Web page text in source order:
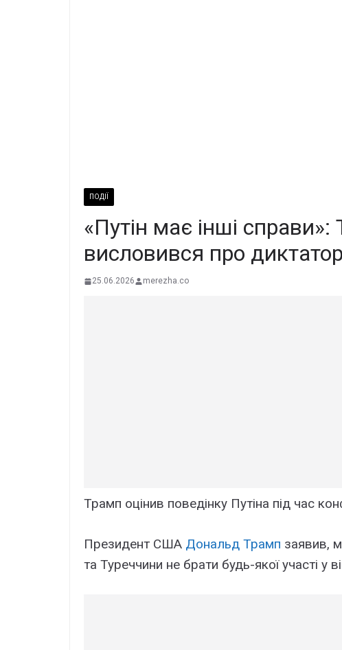
ПОДІЇ
«Путін має інші
висловився про
25.06.2026 merezha.co
Трамп оцінив поведінку Путіна під час
Президент США Дональд Трамп заявив,
та Туреччини не брати будь-якої участі у